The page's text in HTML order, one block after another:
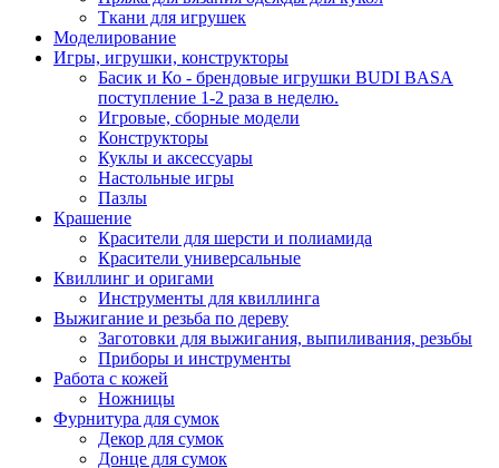
Ткани для игрушек
Моделирование
Игры, игрушки, конструкторы
Басик и Ко - брендовые игрушки BUDI BASA
поступление 1-2 раза в неделю.
Игровые, сборные модели
Конструкторы
Куклы и аксессуары
Настольные игры
Пазлы
Крашение
Красители для шерсти и полиамида
Красители универсальные
Квиллинг и оригами
Инструменты для квиллинга
Выжигание и резьба по дереву
Заготовки для выжигания, выпиливания, резьбы
Приборы и инструменты
Работа с кожей
Ножницы
Фурнитура для сумок
Декор для сумок
Донце для сумок